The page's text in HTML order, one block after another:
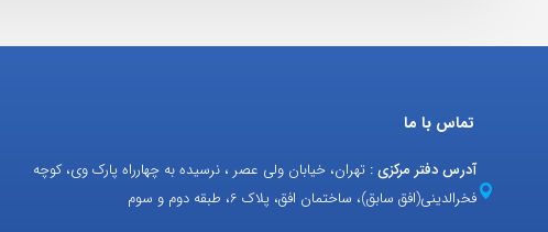
تماس با ما
آدرس دفتر مرکزی : تهران، خیابان ولی عصر ، نرسیده به چهارراه پارک وی، کوچه
فخرالدینی(افق سابق)، ساختمان افق، پلاک 6، طبقه دوم و سوم